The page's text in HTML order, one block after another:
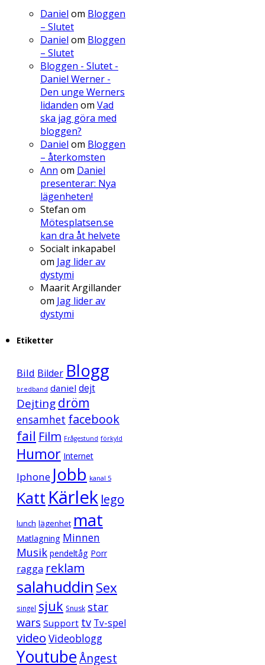
Daniel om Bloggen
– Slutet
Daniel om Bloggen
– Slutet
Bloggen - Slutet -
Daniel Werner -
Den unge Werners
lidanden om Vad
ska jag göra med
bloggen?
Daniel om Bloggen
– återkomsten
Ann om Daniel
presenterar: Nya
lägenheten!
Stefan om
Mötesplatsen.se
kan dra åt helvete
Socialt inkapabel
om Jag lider av
dystymi
Maarit Argillander
om Jag lider av
dystymi
Etiketter
Bild Bilder Blogg
bredband daniel dejt
Dejtingdröm
ensamhet facebook
fail Film Frågestund förkyld
Humor Internet
Iphone Jobb kanal 5
Katt Kärlek lego
lunch lägenhet mat
Matlagning Minnen
Musik pendeltåg Porr
ragga reklam
salahuddin Sex
singel sjuk Snusk star
wars Support tv Tv-spel
video Videoblogg
YoutubeÅngest